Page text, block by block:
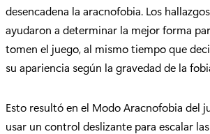
desencadena la aracnofobia. Los
ayudaron a determinar la mejor forma
tomen el juego, al mismo tiempo que
su apariencia según la gravedad de la
Esto resultó en el Modo Aracnofobia del
usar un control deslizante para escalar